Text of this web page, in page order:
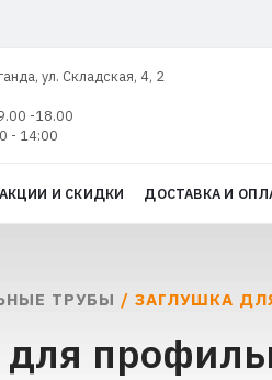
ул. Складская, 4, 2
-18.00
- 14:00
АКЦИИ И СКИДКИ ДОСТАВКА И
ТРУБЫ / ЗАГЛУШКА